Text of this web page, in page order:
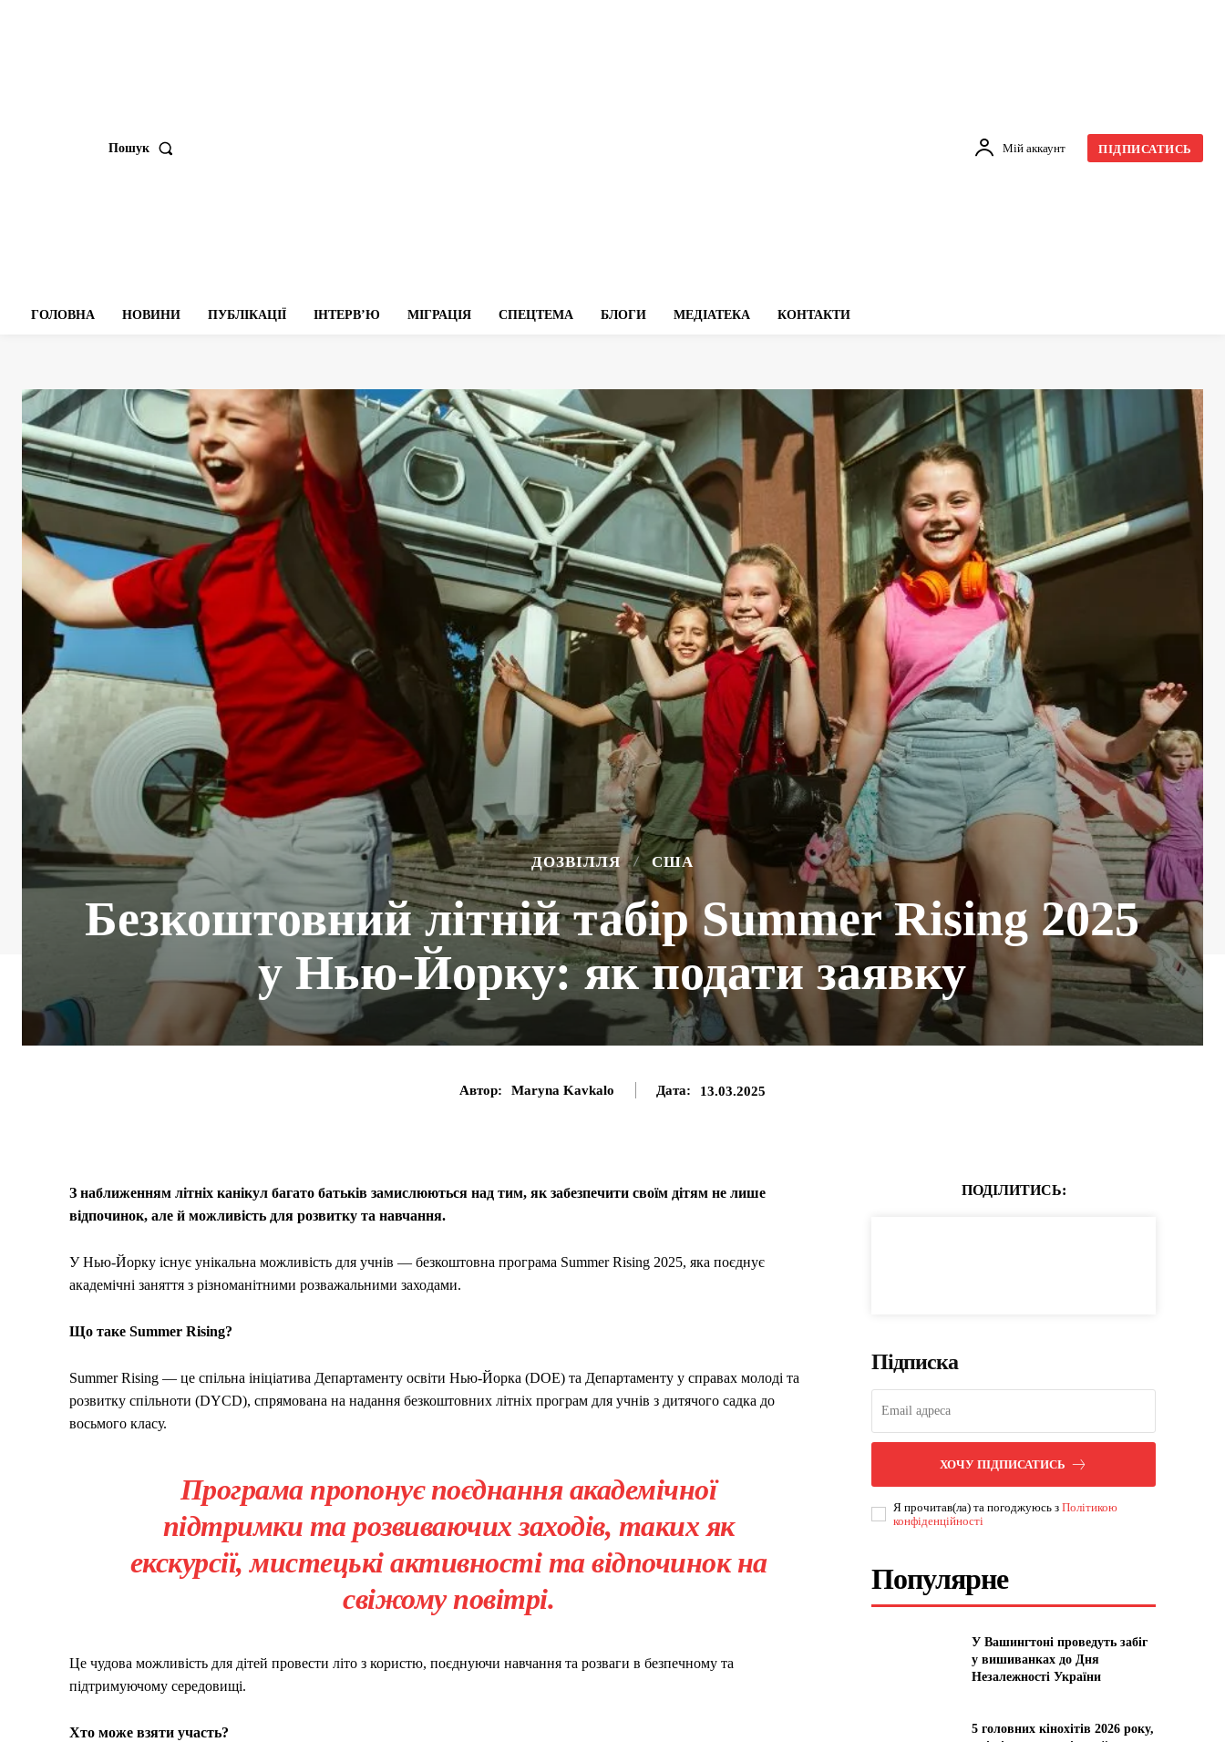
Пошук Мій аккаунт ПІДПИСАТИСЬ
ГОЛОВНА НОВИНИ ПУБЛІКАЦІЇ ІНТЕРВʼЮ МІГРАЦІЯ СПЕЦТЕМА БЛОГИ МЕДІАТЕКА КОНТАКТИ
ДОЗВІЛЛЯ США
Безкоштовний літній табір Summer Rising 2025
у Нью-Йорку: як подати заявку
Автор: Maryna Kavkalo Дата: 13.03.2025
З наближенням літніх канікул багато батьків замислюються над тим, як забезпечити своїм дітям не лише
відпочинок, але й можливість для розвитку та навчання.
У Нью-Йорку існує унікальна можливість для учнів — безкоштовна програма Summer Rising 2025, яка поєднує
академічні заняття з різноманітними розважальними заходами.
Що таке Summer Rising?
Summer Rising — це спільна ініціатива Департаменту освіти Нью-Йорка (DOE) та Департаменту у справах молоді та
розвитку спільноти (DYCD), спрямована на надання безкоштовних літніх програм для учнів з дитячого садка до
восьмого класу.
Програма пропонує поєднання академічної
підтримки та розвиваючих заходів, таких як
екскурсії, мистецькі активності та відпочинок на
свіжому повітрі.
Це чудова можливість для дітей провести літо з користю, поєднуючи навчання та розваги в безпечному та
підтримуючому середовищі.
Хто може взяти участь?
ПОДІЛИТИСЬ:
Підписка
ХОЧУ ПІДПИСАТИСЬ
Я прочитав(ла) та погоджуюсь зПолітикою
конфіденційності
Популярне
У Вашингтоні проведуть забіг
у вишиванках до Дня
Незалежності України
5 головних кінохітів 2026 року,